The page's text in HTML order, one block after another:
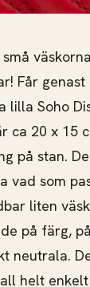
små
Får
lilla Soho
ca 20 x 15
på stan.
vad som
liten
på färg,
neutrala.
helt enkelt